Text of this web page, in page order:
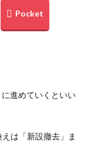
進めていくといい
は「新設撤去」ま